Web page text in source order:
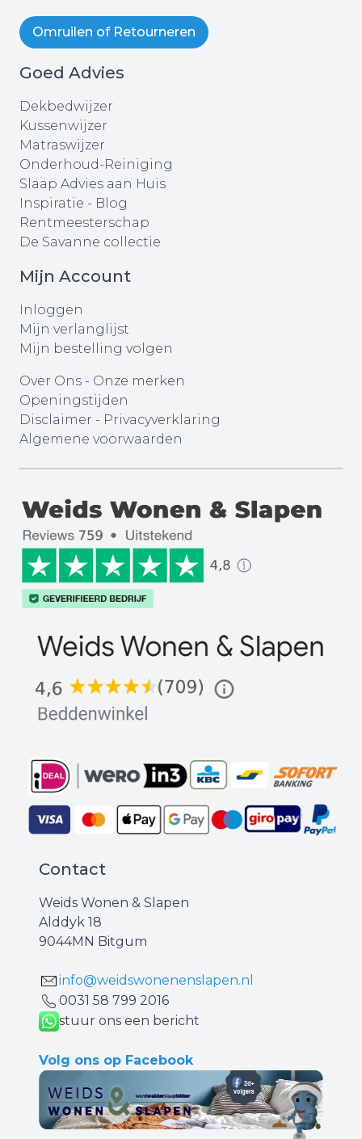
Omruilen of Retourneren
Goed Advies
Dekbedwijzer
Kussenwijzer
Matraswijzer
Onderhoud-Reiniging
Slaap Advies aan Huis
Inspiratie - Blog
Rentmeesterschap
De Savanne collectie
Mijn Account
Inloggen
Mijn verlanglijst
Mijn bestelling volgen
Over Ons - Onze merken
Openingstijden
Disclaimer - Privacyverklaring
Algemene voorwaarden
Contact
Weids Wonen & Slapen
Alddyk 18
9044MN Bitgum
info@weidswonenenslapen.nl
0031 ‪58 799 2016‬
stuur ons een bericht
Volg ons op Facebook